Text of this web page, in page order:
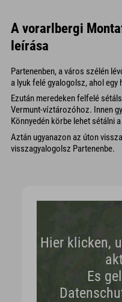
A vorarlbergi
leírása
Partenenben, a város szélén
a lyuk felé gyalogolsz, ahol
Ezután meredeken felfelé
Vermunt-víztározóhoz. Innen
Könnyedén körbe lehet sétálni
Aztán ugyanazon az úton
visszagyalogolsz Partenenbe.
Hier klicken,
Es